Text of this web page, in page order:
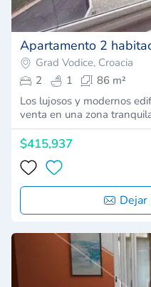
Apartamento 2
Grad Vodice, Croacia
2
1
86 m²
Los lujosos y modernos
venta en una zona
$415,937
Dejar